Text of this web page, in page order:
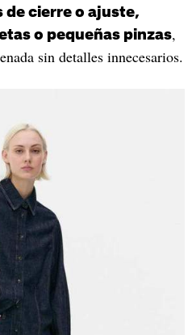
de cierre o ajuste,
o pequeñas pinzas,
sin detalles innecesarios.